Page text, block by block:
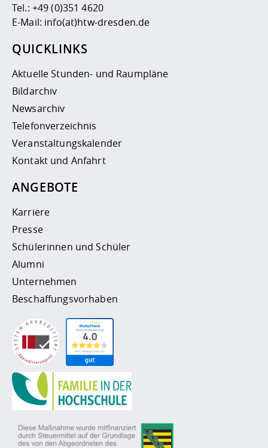
Tel.: +49 (0)351 4620
E-Mail: info(at)htw-dresden.de
QUICKLINKS
Aktuelle Stunden- und Raumpläne
Bildarchiv
Newsarchiv
Telefonverzeichnis
Veranstaltungskalender
Kontakt und Anfahrt
ANGEBOTE
Karriere
Presse
Schülerinnen und Schüler
Alumni
Unternehmen
Beschaffungsvorhaben